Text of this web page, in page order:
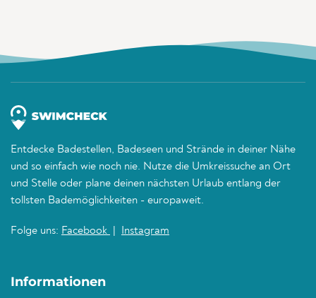
Entdecke Badestellen, Badeseen und Strände in deiner Nähe
und so einfach wie noch nie. Nutze die Umkreissuche an Ort
und Stelle oder plane deinen nächsten Urlaub entlang der
tollsten Bademöglichkeiten - europaweit.
Folge uns: Facebook Instagram
Informationen